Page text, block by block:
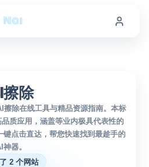
除
擦除在线工具与精品资源指南。本标
质应用，涵盖等业内极具代表性的
点击直达，帮您快速找到最趁手的
神器。
2 个网站